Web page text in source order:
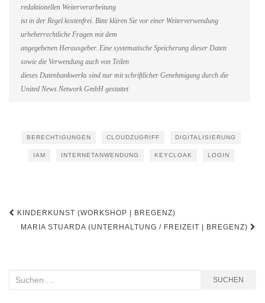
redaktionellen Weiterverarbeitung
ist in der Regel kostenfrei. Bitte klären Sie vor einer Weiterverwendung
urheberrechtliche Fragen mit dem
angegebenen Herausgeber. Eine systematische Speicherung dieser Daten
sowie die Verwendung auch von Teilen
dieses Datenbankwerks sind nur mit schriftlicher Genehmigung durch die
United News Network GmbH gestattet
BERECHTIGUNGEN CLOUDZUGRIFF DIGITALISIERUNG
IAM INTERNETANWENDUNG KEYCLOAK LOGIN
Beitragsnavigation
KINDERKUNST (WORKSHOP | BREGENZ)
MARIA STUARDA (UNTERHALTUNG / FREIZEIT | BREGENZ)
Suchen
SUCHEN